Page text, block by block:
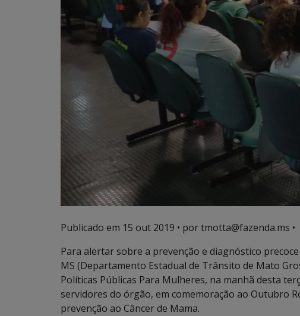
Publicado em 15 out 2019 • por tmotta@fazenda.ms •
Para alertar sobre a prevenção e diagnóstico
MS (Departamento Estadual de Trânsito de Mato
Políticas Públicas Para Mulheres, na manhã desta
servidores do órgão, em comemoração ao Outubro
prevenção ao Câncer de Mama.